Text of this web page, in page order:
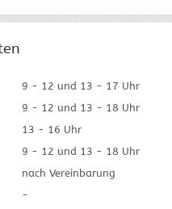
9 - 12 und 13 - 17 Uhr
9 - 12 und 13 - 18 Uhr
13 - 16 Uhr
9 - 12 und 13 - 18 Uhr
nach Vereinbarung
-